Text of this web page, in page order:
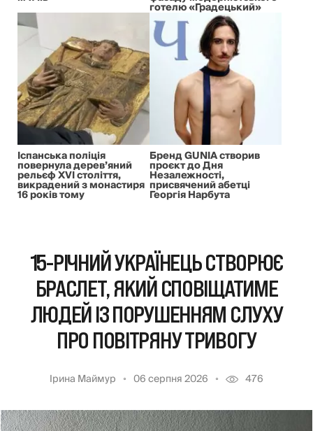
готелю «Градецький»
Іспанська поліція
повернула дерев’яний
рельєф XVI століття,
викрадений з монастиря
16 років тому
Бренд GUNIA створив
проєкт до Дня
Незалежності,
присвячений абетці
Георгія Нарбута
15-РІЧНИЙ УКРАЇНЕЦЬ СТВОРЮЄ
БРАСЛЕТ, ЯКИЙ СПОВІЩАТИМЕ
ЛЮДЕЙ ІЗ ПОРУШЕННЯМ СЛУХУ
ПРО ПОВІТРЯНУ ТРИВОГУ
Ірина Маймур 06 серпня 2026 476